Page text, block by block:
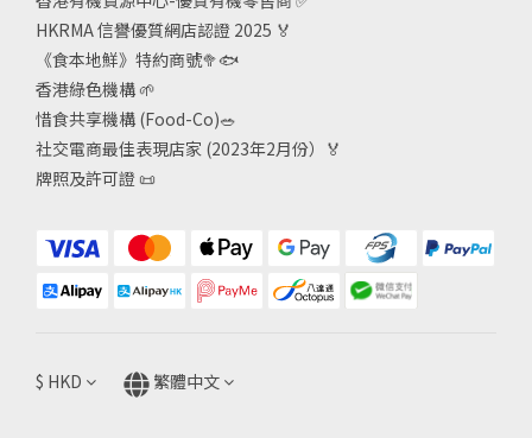
HKRMA 信譽優質網店認證 2025 🏅
《食本地鮮》特約商號🥦🐟
香港綠色機構 🌱
惜食共享機構 (Food-Co)🥗
社交電商最佳表現店家 (2023年2月份）🏅
牌照及許可證 📜
$ HKD 繁體中文